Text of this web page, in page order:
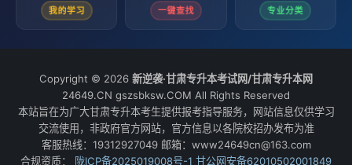
我的学习 一键查找 专业分类
Copyright © 2026 新逆袭·甘肃专升本考试网/甘肃专升本网
24649.CN gszsbksw.COM All Rights Reserved
本站旨在为广大甘肃专升本考生提供报考指导服务，网站信息仅供学习
交流使用，非政府官方网站，官方信息以各院校招办发布为准
客服热线：19312927049 邮箱：www24649cn@163.com
合规资质：
陇ICP备2025019008号-1 甘公网安备62010502001849